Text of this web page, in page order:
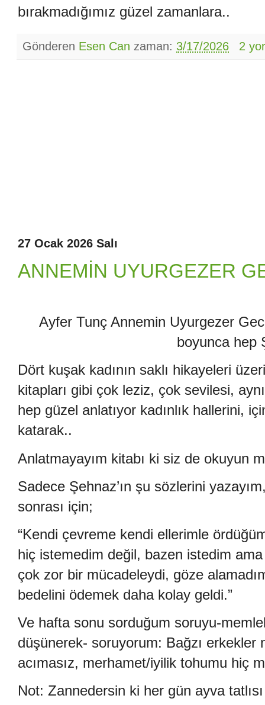
bırakmadığımız güzel zamanlara..
Gönderen Esen Can zaman: 3/17/2026 2
27 Ocak 2026 Salı
ANNEMİN UYURGEZER
Ayfer Tunç Annemin Uyurgezer
boyunca hep
Dört kuşak kadının saklı hikayeleri
kitapları gibi çok leziz, çok sevilesi,
hep güzel anlatıyor kadınlık hallerini,
katarak..
Anlatmayayım kitabı ki siz de okuyun
Sadece Şehnaz’ın şu sözlerini
sonrası için;
“Kendi çevreme kendi ellerimle
hiç istemedim değil, bazen istedim
çok zor bir mücadeleydi, göze
bedelini ödemek daha kolay geldi.”
Ve hafta sonu sorduğum soruyu-
düşünerek- soruyorum: Bağzı
acımasız, merhamet/iyilik tohumu hiç
Not: Zannedersin ki her gün ayva